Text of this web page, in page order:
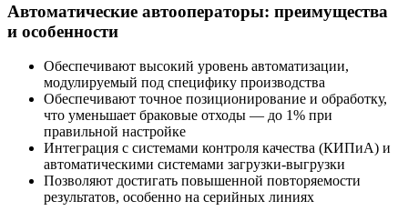
Автоматические автооператоры: преимущества
и особенности
Обеспечивают высокий уровень автоматизации,
модулируемый под специфику производства
Обеспечивают точное позиционирование и обработку,
что уменьшает браковые отходы — до 1% при
правильной настройке
Интеграция с системами контроля качества (КИПиА) и
автоматическими системами загрузки-выгрузки
Позволяют достигать повышенной повторяемости
результатов, особенно на серийных линиях